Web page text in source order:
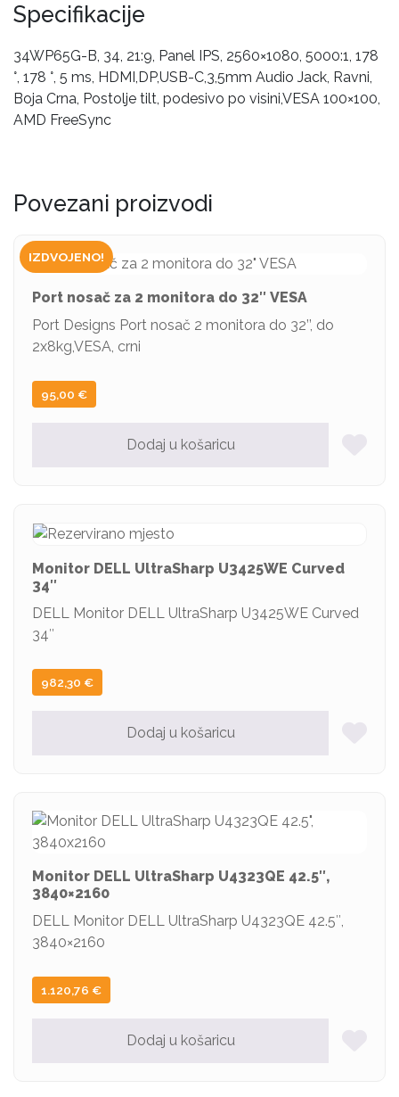
Specifikacije
34WP65G-B, 34, 21:9, Panel IPS, 2560×1080, 5000:1, 178
°, 178 °, 5 ms, HDMI,DP,USB-C,3,5mm Audio Jack, Ravni,
Boja Crna, Postolje tilt, podesivo po visini,VESA 100×100,
AMD FreeSync
Povezani proizvodi
IZDVOJENO!
Port nosač za 2 monitora do 32″ VESA
Port Designs Port nosač 2 monitora do 32’’, do
2x8kg,VESA, crni
95,00 €
Dodaj u košaricu
Monitor DELL UltraSharp U3425WE Curved
34″
DELL Monitor DELL UltraSharp U3425WE Curved
34″
982,30 €
Dodaj u košaricu
Monitor DELL UltraSharp U4323QE 42.5″,
3840×2160
DELL Monitor DELL UltraSharp U4323QE 42.5″,
3840×2160
1.120,76 €
Dodaj u košaricu